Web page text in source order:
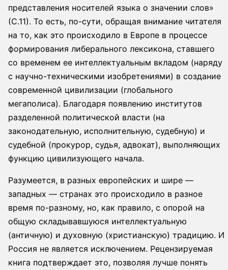
представления носителей языка о значении слов»
(С.11). То есть, по-сути, обращая внимание читателя
на то, как это происходило в Европе в процессе
формирования либерального лексикона, ставшего
со временем ее интеллектуальным вкладом (наряду
с научно-техническими изобретениями) в создание
современной цивилизации (глобального
мегаполиса). Благодаря появлению институтов
разделенной политической власти (на
законодательную, исполнительную, судебную) и
судебной (прокурор, судья, адвокат), выполняющих
функцию цивилизующего начала.
Разумеется, в разных европейских и шире —
западных — странах это происходило в разное
время по-разному, но, как правило, с опорой на
общую складывавшуюся интеллектуальную
(античную) и духовную (христианскую) традицию. И
Россия не является исключением. Рецензируемая
книга подтверждает это, позволяя лучше понять